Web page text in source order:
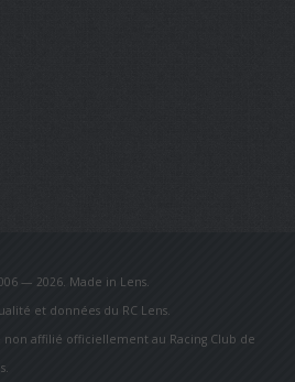
— 2026. Made in Lens.
et données du RC Lens.
non affilié officiellement au Racing Club de